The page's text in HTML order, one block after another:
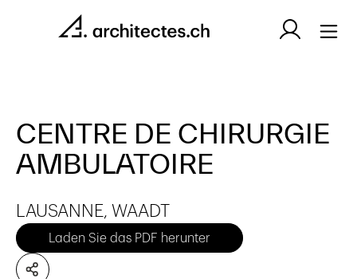
CENTRE DE CHIRURGIE
AMBULATOIRE
LAUSANNE, WAADT
Laden Sie das PDF herunter